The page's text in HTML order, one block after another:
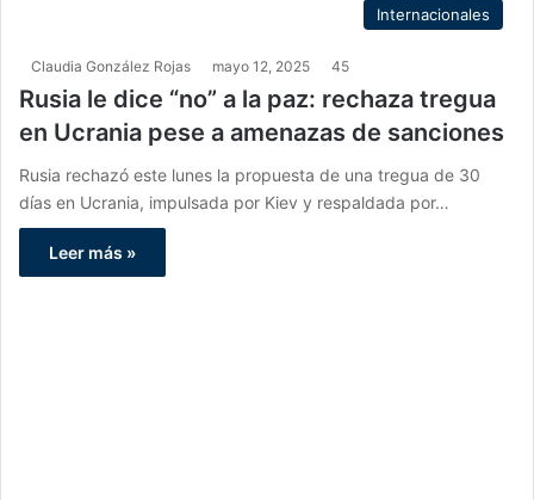
Internacionales
Claudia González Rojas mayo 12, 2025 45
Rusia le dice “no” a la paz: rechaza tregua
en Ucrania pese a amenazas de sanciones
Rusia rechazó este lunes la propuesta de una tregua de 30
días en Ucrania, impulsada por Kiev y respaldada por…
Leer más »